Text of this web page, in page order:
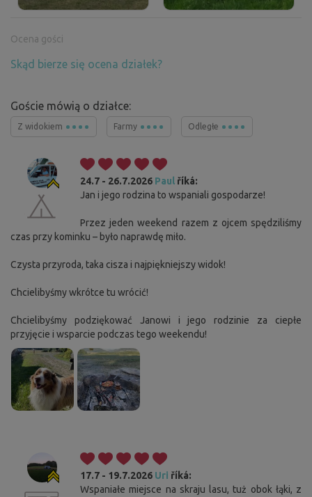
Ocena gości
Skąd bierze się ocena działek?
Goście mówią o działce:
Z widokiem Farmy Odległe
24.7 - 26.7.2026 Paul říká:
Jan i jego rodzina to wspaniali gospodarze!
Przez jeden weekend razem z ojcem spędziliśmy
czas przy kominku – było naprawdę miło.
Czysta przyroda, taka cisza i najpiękniejszy widok!
Chcielibyśmy wkrótce tu wrócić!
Chcielibyśmy podziękować Janowi i jego rodzinie za ciepłe
przyjęcie i wsparcie podczas tego weekendu!
17.7 - 19.7.2026 Uri říká:
Wspaniałe miejsce na skraju lasu, tuż obok łąki, z